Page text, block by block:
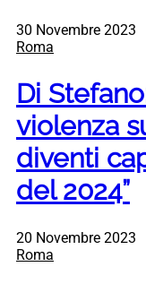
30 Novembre 2023
Roma
Di
violenza
diventi
del 2024”
20 Novembre 2023
Roma